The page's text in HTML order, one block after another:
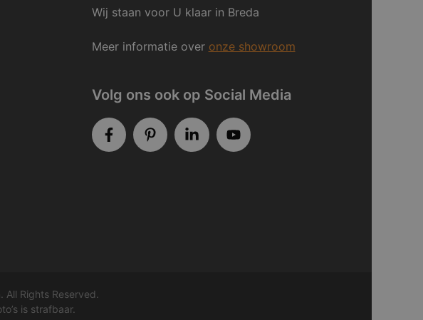
Wij staan voor U klaar in Breda
Meer informatie over onze showroom
Volg ons ook op Social Media
All Rights Reserved.
is strafbaar.